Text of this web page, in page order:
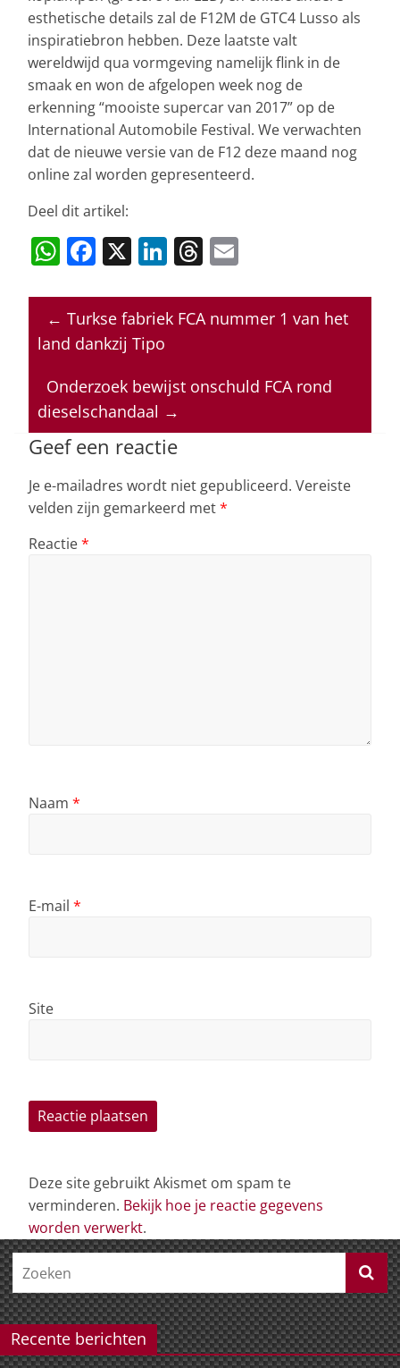
esthetische details zal de F12M de GTC4 Lusso als
inspiratiebron hebben. Deze laatste valt
wereldwijd qua vormgeving namelijk flink in de
smaak en won de afgelopen week nog de
erkenning “mooiste supercar van 2017” op de
International Automobile Festival. We verwachten
dat de nieuwe versie van de F12 deze maand nog
online zal worden gepresenteerd.
Deel dit artikel:
W
at
s
p
p
F
c
e
o
o
k
X Li
k
e
n
T
re
a
s
ai
l
← Turkse fabriek FCA nummer 1 van het
land dankzij Tipo
Onderzoek bewijst onschuld FCA rond
dieselschandaal →
Geef een reactie
Je e-mailadres wordt niet gepubliceerd. Vereiste
velden zijn gemarkeerd met*
Reactie*
Naam *
E-mail *
Site
Deze site gebruikt Akismet om spam te
verminderen. Bekijk hoe je reactie gegevens
worden verwerkt.
Recente berichten